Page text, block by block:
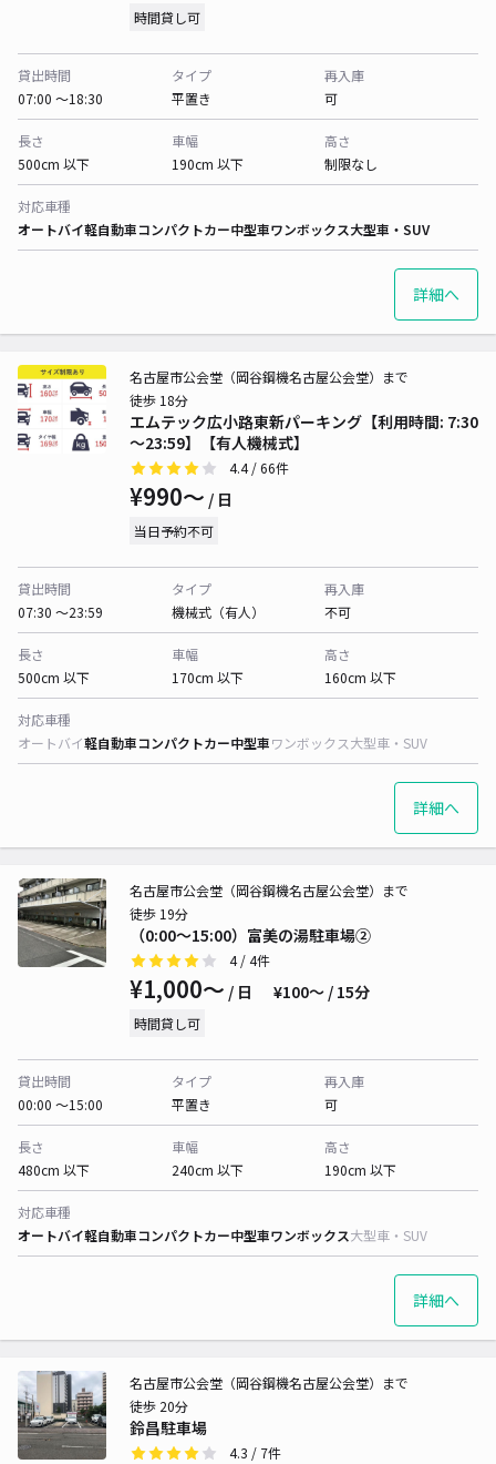
時間貸し可
貸出時間
07:00 〜18:30
タイプ
平置き
再入庫
可
長さ
500cm 以下
車幅
190cm 以下
高さ
制限なし
対応車種
オートバイ軽自動車コンパクトカー中型車ワンボックス大型車・SUV
詳細へ
エムテック広小路東新パーキング【利用時間: 7:30
～23:59】【有人機械式】
名古屋市公会堂（岡谷鋼機名古屋公会堂）まで
徒歩 18分
4.4/ 66件
¥990〜 / 日
当日予約不可
貸出時間
07:30 〜23:59
タイプ
機械式（有人）
再入庫
不可
長さ
500cm 以下
車幅
170cm 以下
高さ
160cm 以下
対応車種
オートバイ軽自動車コンパクトカー中型車ワンボックス大型車・SUV
詳細へ
（0:00～15:00）富美の湯駐車場②
名古屋市公会堂（岡谷鋼機名古屋公会堂）まで
徒歩 19分
4/ 4件
¥1,000〜 / 日 ¥100〜 / 15分
時間貸し可
貸出時間
00:00 〜15:00
タイプ
平置き
再入庫
可
長さ
480cm 以下
車幅
240cm 以下
高さ
190cm 以下
対応車種
オートバイ軽自動車コンパクトカー中型車ワンボックス大型車・SUV
詳細へ
鈴昌駐車場
名古屋市公会堂（岡谷鋼機名古屋公会堂）まで
徒歩 20分
4.3 / 7件